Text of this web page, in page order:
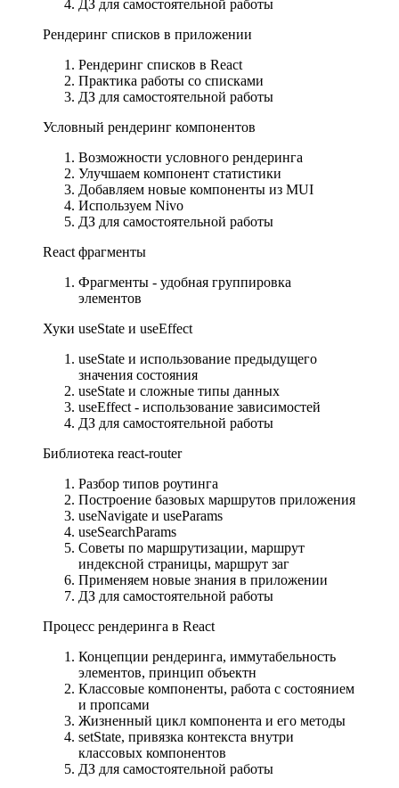
ДЗ для самостоятельной работы
Рендеринг списков в приложении
Рендеринг списков в React
Практика работы со списками
ДЗ для самостоятельной работы
Условный рендеринг компонентов
Возможности условного рендеринга
Улучшаем компонент статистики
Добавляем новые компоненты из MUI
Используем Nivo
ДЗ для самостоятельной работы
React фрагменты
Фрагменты - удобная группировка
элементов
Хуки useState и useEffect
useState и использование предыдущего
значения состояния
useState и сложные типы данных
useEffect - использование зависимостей
ДЗ для самостоятельной работы
Библиотека react-router
Разбор типов роутинга
Построение базовых маршрутов приложения
useNavigate и useParams
useSearchParams
Советы по маршрутизации, маршрут
индексной страницы, маршрут заг
Применяем новые знания в приложении
ДЗ для самостоятельной работы
Процесс рендеринга в React
Концепции рендеринга, иммутабельность
элементов, принцип объектн
Классовые компоненты, работа с состоянием
и пропсами
Жизненный цикл компонента и его методы
setState, привязка контекста внутри
классовых компонентов
ДЗ для самостоятельной работы